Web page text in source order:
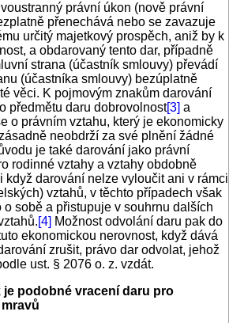
právní úkon (nově právní
přenechává nebo se zavazuje
určitý majetkový prospěch, aniž by k
a obdarovaný tento dar, případně
strana (účastník smlouvy) převádí
(účastníka smlouvy) bezúplatně
věci. K pojmovým znakům darování
předmětu daru dobrovolnost[3] a
o právním vztahu, který je ekonomicky
neobdrží za své plnění žádné
je také darování jako právní
rodinné vztahy a vztahy obdobně
když darování nelze vyloučit ani v rámci
vztahů, v těchto případech však
sobě a přistupuje v souhrnu dalších
[4] Možnost odvolání daru pak do
ekonomickou nerovnost, když dává
zrušit, právo dar odvolat, jehož
ust. § 2076 o. z. vzdát.
podobné vracení daru pro